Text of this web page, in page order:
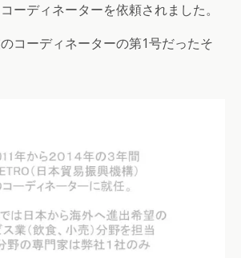
ーディネーターを依頼されました。
コーディネーターの第1号だったそ